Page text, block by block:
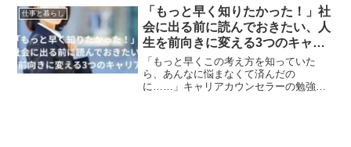
仕事と暮らし
「もっと早く知りたかった！」社
会に出る前に読んでおきたい、人
生を前向きに変える3つのキャリ
ア理論
「もっと早くこの考え方を知っていた
ら、あんなに悩まなくて済んだの
に……」キャリアカウンセラーの勉強を